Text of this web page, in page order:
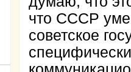
что СССР
советское